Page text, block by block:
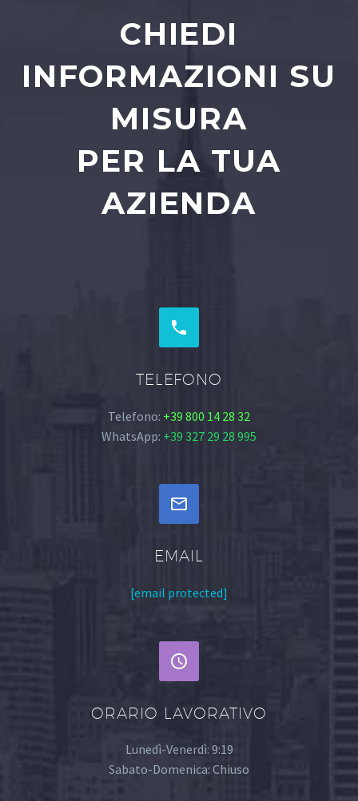
CHIEDI
INFORMAZIONI SU
MISURA
PER LA TUA
AZIENDA


TELEFONO
Telefono: +39 800 14 28 32
WhatsApp: +39 327 29 28 995


EMAIL
[email protected]


ORARIO LAVORATIVO
Lunedì-Venerdì: 9:19
Sabato-Domenica: Chiuso